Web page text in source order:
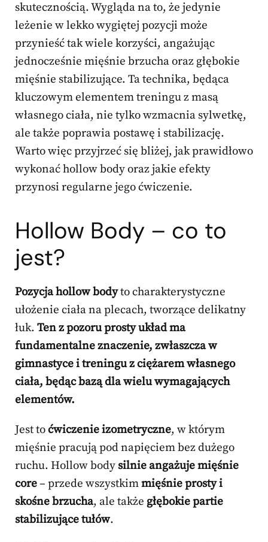
skutecznością. Wygląda na to, że jedynie
leżenie w lekko wygiętej pozycji może
przynieść tak wiele korzyści, angażując
jednocześnie mięśnie brzucha oraz głębokie
mięśnie stabilizujące. Ta technika, będąca
kluczowym elementem treningu z masą
własnego ciała, nie tylko wzmacnia sylwetkę,
ale także poprawia postawę i stabilizację.
Warto więc przyjrzeć się bliżej, jak prawidłowo
wykonać hollow body oraz jakie efekty
przynosi regularne jego ćwiczenie.
Hollow Body – co to
jest?
Pozycja hollow bodyto charakterystyczne
ułożenie ciała na plecach, tworzące delikatny
łuk. Ten z pozoru prosty układ ma
fundamentalne znaczenie, zwłaszcza w
gimnastyce i treningu z ciężarem własnego
ciała, będąc bazą dla wielu wymagających
elementów.
Jest toćwiczenie izometryczne, w którym
mięśnie pracują pod napięciem bez dużego
ruchu. Hollow body silnie angażuje mięśnie
core– przede wszystkimmięśnie prosty i
skośne brzucha, ale także głębokie partie
stabilizujące tułów.